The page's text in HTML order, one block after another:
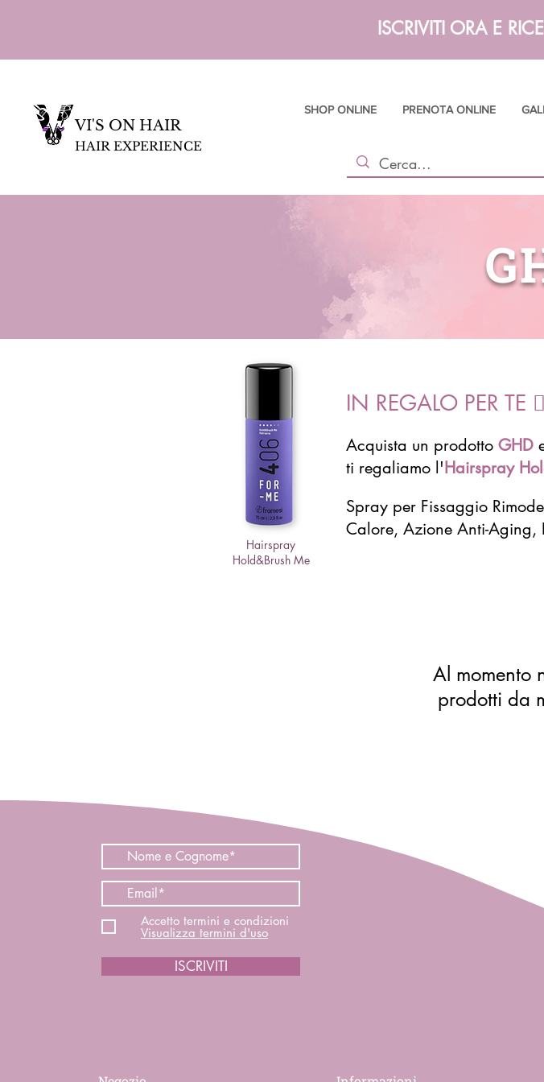
ISCRIVITI ORA E
VI'S ON HAIR
HAIR EXPERIENCE
SHOP ONLINE PRENOTA ONLINE
Hairspray
Hold&Brush Me
IN REGALO PER TE
Acquista un prodotto GHD
ti regaliamo l'Hairspray
Spray per Fissaggio
Calore, Azione Anti-Aging,
Al momento
prodotti da
Accetto termini e condizioni
Visualizza termini d'uso
ISCRIVITI